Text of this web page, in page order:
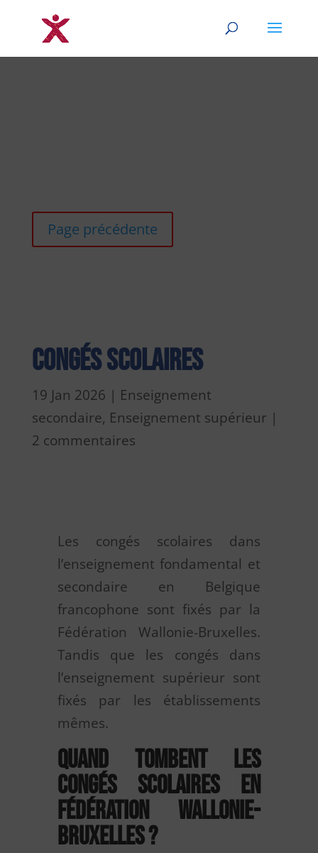
Page précédente
Congés scolaires
19 Jan 2026 | Enseignement
secondaire, Enseignement supérieur |
2 commentaires
Les congés scolaires dans
l’enseignement fondamental et
secondaire en Belgique
francophone sont fixés par la
Fédération Wallonie-Bruxelles.
Tandis que les congés dans
l’enseignement supérieur sont
fixés par les établissements
mêmes.
Quand tombent les
congés scolaires en
Fédération Wallonie-
Bruxelles ?